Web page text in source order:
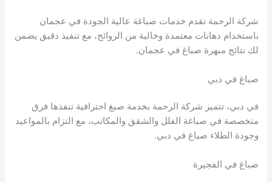
شركة الرحمة تقدم خدمات صباغة عالية الجودة في عجمان
باستخدام دهانات معتمدة وخالية من الروائح، مع تنفيذ دقيق يضمن
لك نتائج مبهرة صباغ في عجمان.
صباغ في دبي
في دبي، تتميز شركة الرحمة بخدمة صبغ احترافية تنفذها فرق
متخصصة في صباغة الفلل والشقق والمكاتب، مع التزام بالمواعيد
وجودة الطلاء صباغ في دبي.
صباغ في الفجيرة